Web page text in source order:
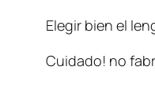
Elegir bien el
Cuidado! no